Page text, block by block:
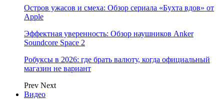
Остров ужасов и смеха: Обзор сериала «Бухта вдов» от
Apple
Эффектная уверенность: Обзор наушников Anker
Soundcore Space 2
Робуксы в 2026: где брать валюту, когда официальный
магазин не вариант
Prev Next
Видео